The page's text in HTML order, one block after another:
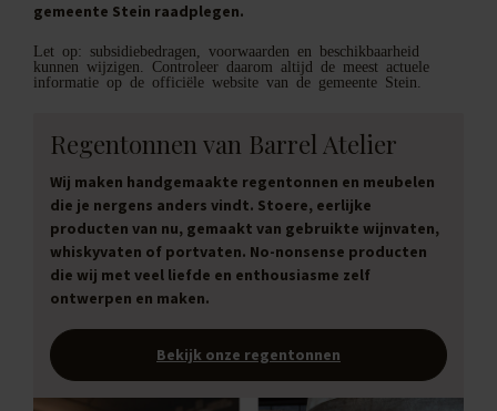
gemeente Stein raadplegen.
Let op: subsidiebedragen, voorwaarden en beschikbaarheid
kunnen wijzigen. Controleer daarom altijd de meest actuele
informatie op de officiële website van de gemeente Stein.
Regentonnen van Barrel Atelier
Wij maken handgemaakte regentonnen en meubelen
die je nergens anders vindt. Stoere, eerlijke
producten van nu, gemaakt van gebruikte wijnvaten,
whiskyvaten of portvaten. No-nonsense producten
die wij met veel liefde en enthousiasme zelf
ontwerpen en maken.
Bekijk onze regentonnen